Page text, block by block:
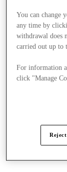
المخازن
You can change
any time by
withdrawal does
carried out up to
For information
click "Manage